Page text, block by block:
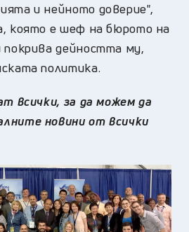
и нейното доверие",
която е шеф на бюрото на
покрива дейността му,
политика.
всички, за да можем да
новини от всички